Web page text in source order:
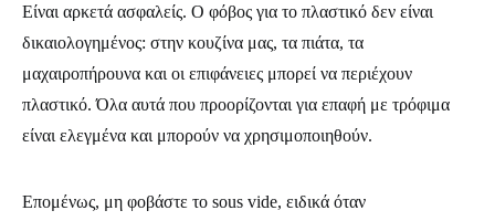
Είναι αρκετά ασφαλείς. Ο φόβος για το πλαστικό δεν είναι
δικαιολογημένος: στην κουζίνα μας, τα πιάτα, τα
μαχαιροπήρουνα και οι επιφάνειες μπορεί να περιέχουν
πλαστικό. Όλα αυτά που προορίζονται για επαφή με τρόφιμα
είναι ελεγμένα και μπορούν να χρησιμοποιηθούν.
Επομένως, μη φοβάστε το sous vide, ειδικά όταν